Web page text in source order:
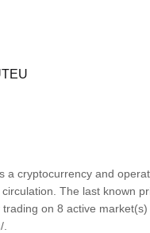
a cryptocurrency and
The last known
on 8 active